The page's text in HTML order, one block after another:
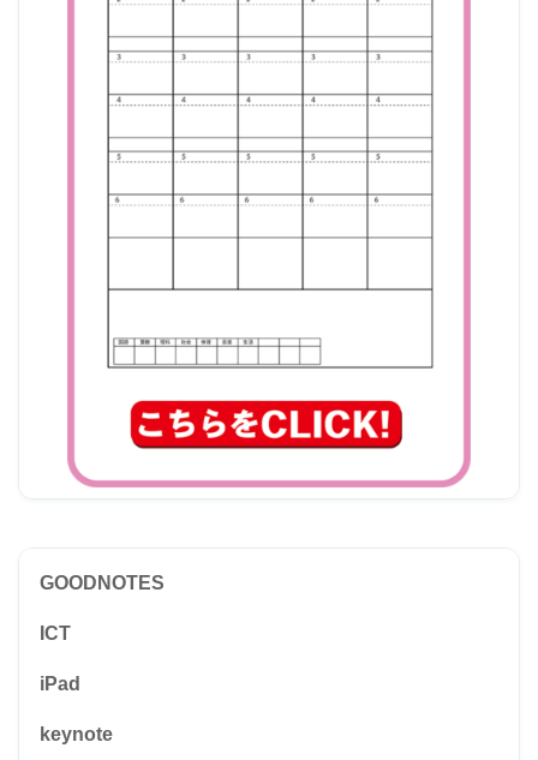
GOODNOTES
ICT
iPad
keynote